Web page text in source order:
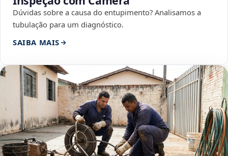
Dúvidas sobre a causa do entupimento? Analisamos a
tubulação para um diagnóstico.
SAIBA MAIS